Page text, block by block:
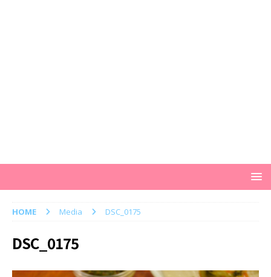
HOME Media DSC_0175
DSC_0175